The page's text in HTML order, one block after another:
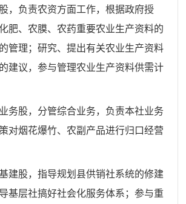
股，负责农资方面工作，根据政府授
肥、农膜、农药重要农业生产资料的
管理；研究、提出有关农业生产资料
建议，参与管理农业生产资料供需计
业务股，分管综合业务，负责本社业务
对烟花爆竹、农副产品进行归口经营
基建股，指导规划县供销社系统的修建
基层社搞好社会化服务体系；参与重